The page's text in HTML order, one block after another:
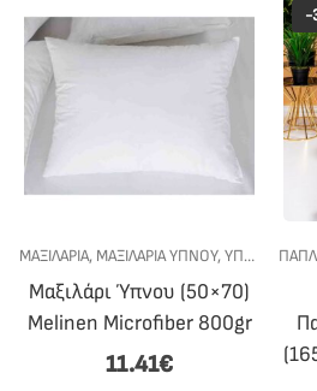
,ΥΠΝΟΔΩΜΑΤΙΟ
,ΥΠΝΟΔΩΜΑΤΙΟ
-30%
ΠΑΠΛΩΜΑΤΟΘΗΚΕΣ,ΠΑΠΛΩΜΑΤΟΘΗΚΕΣ ΦΑΝΕΛΕΝΙΕΣ ΜΟΝΕΣ
Φανελένια
Παπλωματοθήκη Μονή
(165×245) Melinen Winter